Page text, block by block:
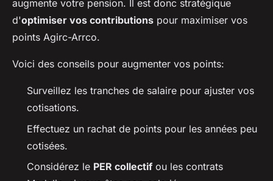
augmente votre pension. Il est donc stratégique
d'optimiser vos contributions pour maximiser vos
points Agirc-Arrco.
Voici des conseils pour augmenter vos points:
Surveillez les tranches de salaire pour ajuster vos
cotisations.
Effectuez un rachat de points pour les années peu
cotisées.
Considérez le PER collectif ou les contrats